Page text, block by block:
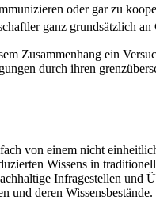
oder gar zu
ganz grundsätzlich
Zusammenhang ein
durch ihren
von einem nicht
Wissens in
Infrage­stellen
und deren Wissensbestände.